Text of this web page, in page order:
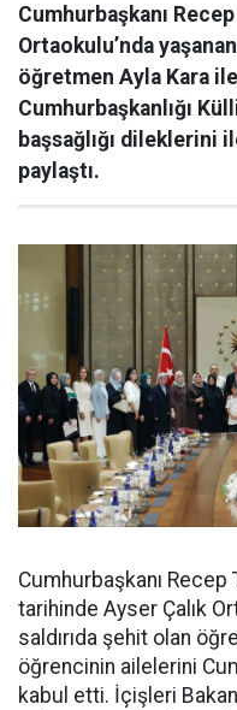
Cumhurbaşkanı
Ortaokulu’nda
öğretmen Ayla Kara
Cumhurbaşkanlığı
başsağlığı dileklerini
paylaştı.
Cumhurbaşkanı
tarihinde Ayser Çalık
saldırıda şehit olan
öğrencinin ailelerini
kabul etti. İçişleri